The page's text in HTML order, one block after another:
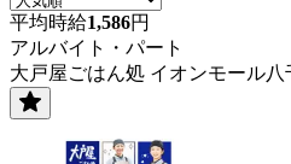
平均時給1,586円
アルバイト・パート
大戸屋ごはん処 イオンモール